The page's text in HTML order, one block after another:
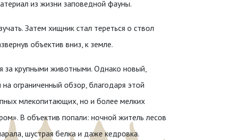
из жизни заповедной фауны.
Затем хищник стал тереться о ствол
объектив вниз, к земле.
за крупными животными. Однако новый,
ограниченный обзор, благодаря этой
млекопитающих, но и более мелких
В объектив попали: ночной житель лесов
шустрая белка и даже кедровка.